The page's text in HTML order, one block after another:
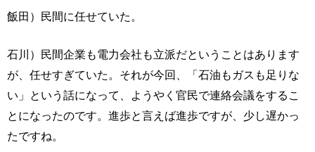
飯田）民間に任せていた。
石川）民間企業も電力会社も立派だということはあります
が、任せすぎていた。それが今回、「石油もガスも足りな
い」という話になって、ようやく官民で連絡会議をするこ
とになったのです。進歩と言えば進歩ですが、少し遅かっ
たですね。